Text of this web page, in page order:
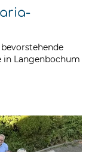
in Langenbochum